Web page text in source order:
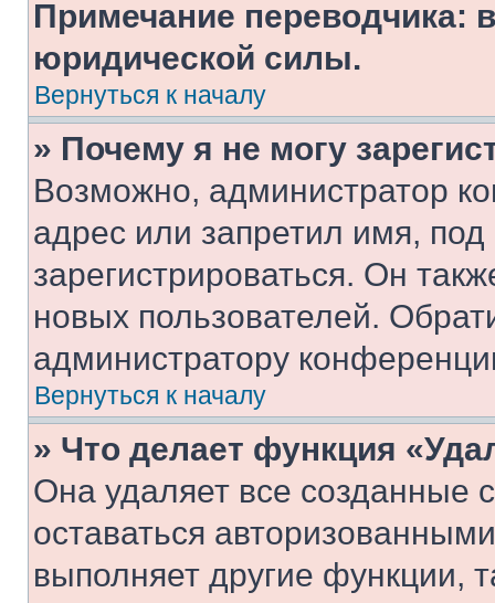
Примечание переводчика:
юридической силы.
Вернуться к началу
» Почему я не могу
Возможно, администратор
адрес или запретил имя,
зарегистрироваться. Он
новых пользователей.
администратору
Вернуться к началу
» Что делает функция
Она удаляет все созданные
оставаться
выполняет другие функции,